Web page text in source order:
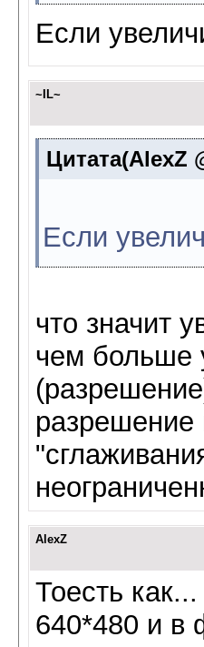
Если
~IL~
Цитата(AlexZ
Если
что значит
чем больше
разрешение
AlexZ
Тоесть
640*480 и в